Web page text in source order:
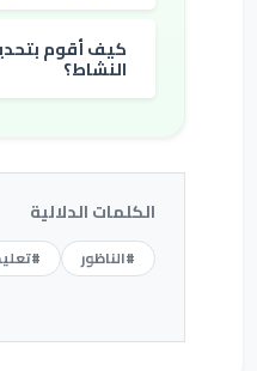
كيف أقوم
النشاط؟
الكلمات الدلالية
#الناظور